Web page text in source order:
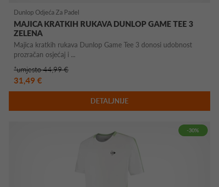
Dunlop Odjeća Za Padel
MAJICA KRATKIH RUKAVA DUNLOP GAME TEE 3
ZELENA
Majica kratkih rukava Dunlop Game Tee 3 donosi udobnost
prozračan osjećaj i ...
*umjesto 44,99 €
31,49 €
DETALJNIJE
-30%